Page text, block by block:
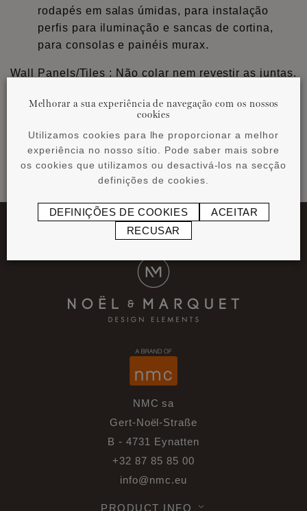
rodapés em salas úmidas, para instalação
perfis para iluminação e sancas de cortina,
para consolas e painéis murax.
Wall Panels/Tiles : Não colar nem revestir as juntas.
WAVE = mín. 1-2mm. junta aberta.
ADEFIX®PLUS não pode ser lixado ou pintado e
deve ser revestido com ADEFIX®.
NMC sa
Gert-Noël-Straße
B - 4731 Eynatten
+32 87 85 85 00
info@nmc.eu
PRODUCT INFO
Melhorar a sua experiência de navegação com os nossos
cookies
Utilizamos cookies para lhe proporcionar a melhor
experiência no nosso sítio. Pode saber mais sobre
os cookies que utilizamos ou desactivá-los na secção
definições de cookies.
DEFINIÇÕES DE COOKIES
ACEITAR
RECUSAR